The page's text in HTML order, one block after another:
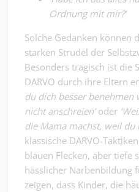
Ordnung mit mir?’
Solche Gedanken können
starken Strudel der
Besonders tragisch ist die
DARVO durch ihre Eltern
du dich besser benehmen
nicht anschreien’oder
die Mama machst, weil du
klassische DARVO-
blauen Flecken, aber tiefe
hässlicher Narbenbildung
zeigen, dass Kinder, die